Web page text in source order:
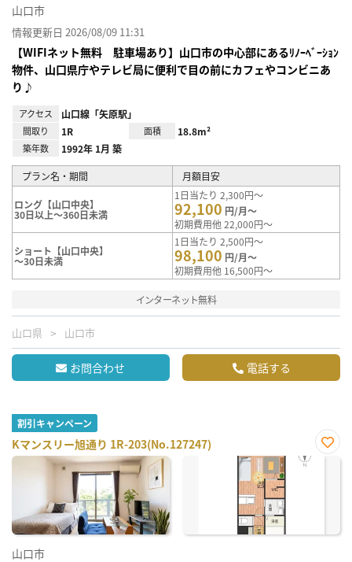
山口市
情報更新日 2026/08/09 11:31
【WIFIネット無料 駐車場あり】山口市の中心部にあるﾘﾉｰﾍﾞｰｼｮﾝ
物件、山口県庁やテレビ局に便利で目の前にカフェやコンビニあ
り♪
アクセス 山口線「矢原駅」
間取り 1R 面積 18.8m²
築年数 1992年 1月 築
プラン名・期間 月額目安
ロング【山口中央】
30日以上～360日未満
1日当たり 2,300円～
92,100 円/月～
初期費用他 22,000円～
ショート【山口中央】
～30日未満
1日当たり 2,500円～
98,100 円/月～
初期費用他 16,500円～
インターネット無料
山口県 山口市
お問合わせ 電話する
割引キャンペーン
Kマンスリー旭通り 1R-203(No.127247)
お気
山口市